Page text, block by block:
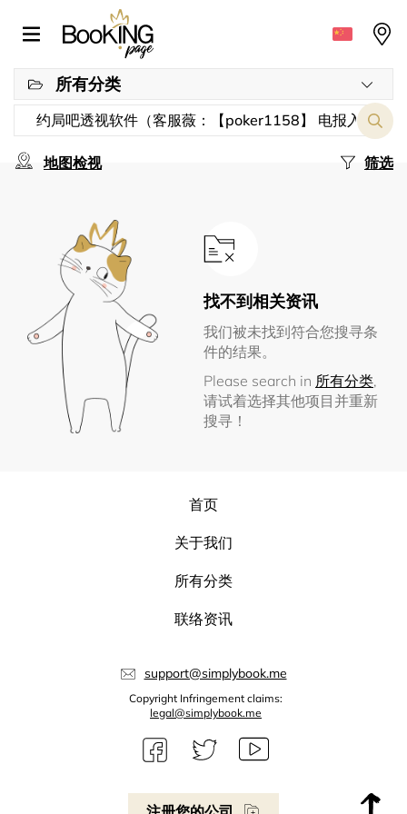
所有分类
筛选
地图检视
找不到相关资讯
我们被未找到符合您搜寻条
件的结果。
Please search in 所有分类,
请试着选择其他项目并重新
搜寻！
首页
关于我们
所有分类
联络资讯
support@simplybook.me
Copyright Infringement claims:
legal@simplybook.me